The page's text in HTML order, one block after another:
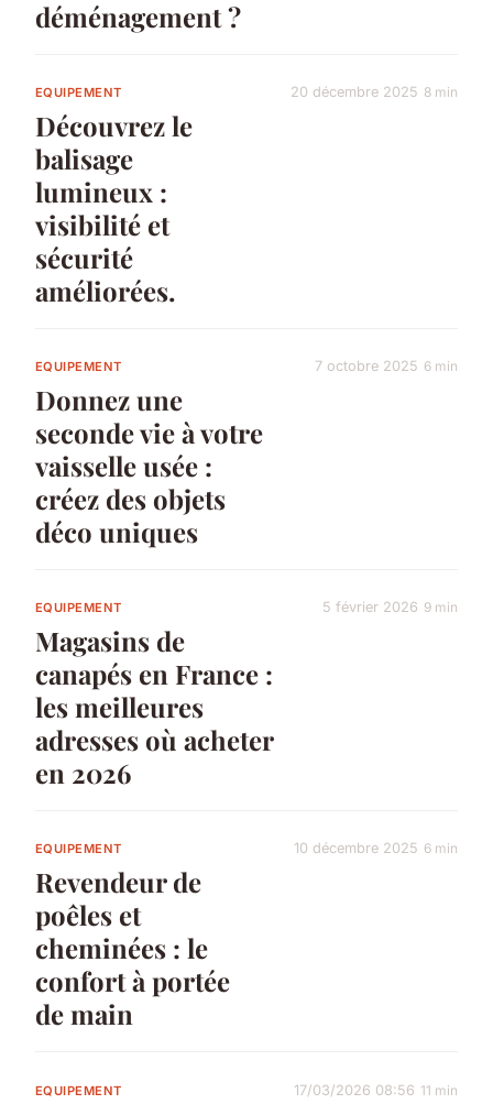
déménagement ?
EQUIPEMENT
Découvrez le
balisage
lumineux :
visibilité et
sécurité
améliorées.
20 décembre 2025 8 min
EQUIPEMENT
Donnez une
seconde vie à votre
vaisselle usée :
créez des objets
déco uniques
7 octobre 2025 6 min
EQUIPEMENT
Magasins de
canapés en France :
les meilleures
adresses où acheter
en 2026
5 février 2026 9 min
EQUIPEMENT
Revendeur de
poêles et
cheminées : le
confort à portée
de main
10 décembre 2025 6 min
EQUIPEMENT 17/03/2026 08:56 11 min